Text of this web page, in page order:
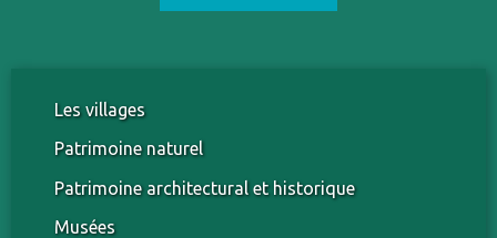
Les villages
Patrimoine naturel
Patrimoine architectural et historique
Musées